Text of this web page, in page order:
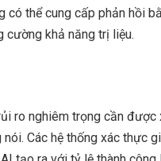
thể cung cấp phản hồi
cường khả năng trị liệu.
ro nghiêm trọng cần
Các hệ thống xác thực